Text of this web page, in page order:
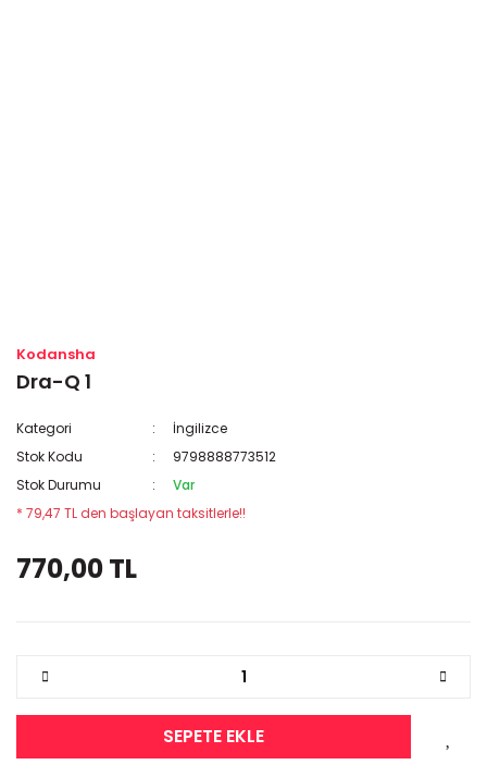
Kodansha
Dra-Q 1
Kategori
İngilizce
Stok Kodu
9798888773512
Stok Durumu
Var
* 79,47 TL den başlayan taksitlerle!!
770,00 TL
SEPETE EKLE